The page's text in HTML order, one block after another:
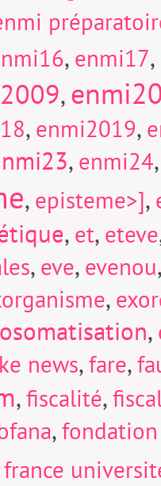
, enmi17,
,
, enmi2019,
, enmi24
, episteme>],
, et, eteve
, eve, evenou
,
,
news,fare,
,fiscalité,
,
france